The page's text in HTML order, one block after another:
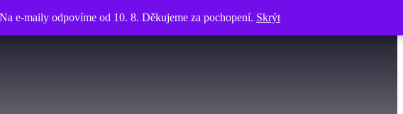
e-maily odpovíme od 10. 8. Děkujeme za pochopení. Skrýt
e-maily odpovíme od 10. 8. Děkujeme za pochopení. Skrýt